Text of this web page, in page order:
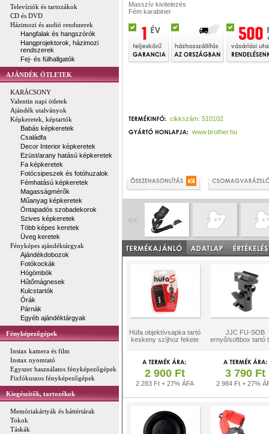
Televíziók és tartozákok
CD és DVD
Házimozi és audió rendszerek
Hangfalak és hangszórók
Hangprojektorok, házimozi
rendszerek
Fej- és fülhallgatók
AJÁNDÉK ÖTLETEK
KARÁCSONY
Valentin napi ötletek
Ajándék utalványok
Képkeretek, képtartók
Babás képkeretek
Családfa
Decor Interior képkeretek
Ezüst/arany hatású képkeretek
Fa képkeretek
Fotócsipeszek és fotóhuzalok
Fémhatású képkeretek
Magasságmérők
Műanyag képkeretek
Öntapadós szobadekorok
Szives képkeretek
Több képes keretek
Üveg keretek
Fényképes ajándéktárgyak
Ajándékdobozok
Fotókockák
Hógömbök
Hűtőmágnesek
Kulcstartók
Órák
Párnák
Egyéb ajándéktárgyak
Fényképezőgépek
Instax kamera és film
Instax nyomtató
Egyszer használatos fényképezőgépek
Fixfókuszos fényképezőgépek
Kiegészítők, tartozékok
Memóriakártyák és háttértárak
Tokok
Táskák
Masszív kivitelezés
Fém karabiner
cikkszám: 510102
www.brother.hu
Hüfa objektívsapka tartó
keskeny szíjhoz fekete
JJC FU-SOB
ernyő/softbox tartó
2 900 Ft
2 283 Ft + 27% ÁFA
3 790 Ft
2 984 Ft + 27%